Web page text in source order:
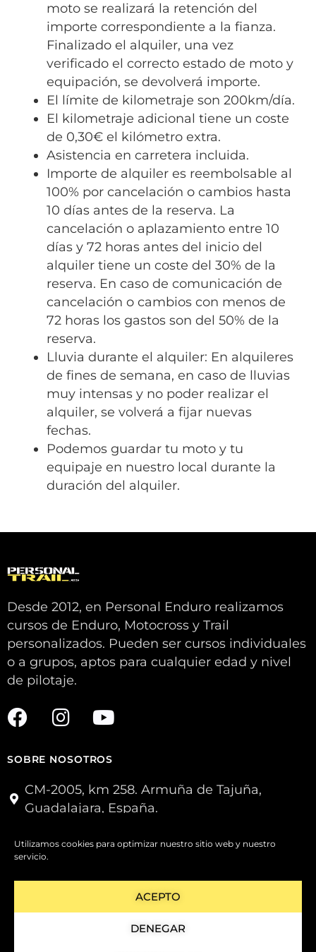
Utilizamos cookies para optimizar nuestro sitio web y nuestro
servicio.
ACEPTO
DENEGAR
moto se realizará la retención del
importe correspondiente a la fianza.
Finalizado el alquiler, una vez
verificado el correcto estado de moto y
equipación, se devolverá importe.
El límite de kilometraje son 200km/día.
El kilometraje adicional tiene un coste
de 0,30€ el kilómetro extra.
Asistencia en carretera incluida.
Importe de alquiler es reembolsable al
100% por cancelación o cambios hasta
10 días antes de la reserva. La
cancelación o aplazamiento entre 10
días y 72 horas antes del inicio del
alquiler tiene un coste del 30% de la
reserva. En caso de comunicación de
cancelación o cambios con menos de
72 horas los gastos son del 50% de la
reserva.
Lluvia durante el alquiler: En alquileres
de fines de semana, en caso de lluvias
muy intensas y no poder realizar el
alquiler, se volverá a fijar nuevas
fechas.
Podemos guardar tu moto y tu
equipaje en nuestro local durante la
duración del alquiler.
Desde 2012, en Personal Enduro realizamos
cursos de Enduro, Motocross y Trail
personalizados. Pueden ser cursos individuales
o a grupos, aptos para cualquier edad y nivel
de pilotaje.
SOBRE NOSOTROS
CM-2005, km 258. Armuña de Tajuña,
Guadalajara, España.
+34 679 95 77 59
© 2012-2023 Actividades Sobre Ruedas SC